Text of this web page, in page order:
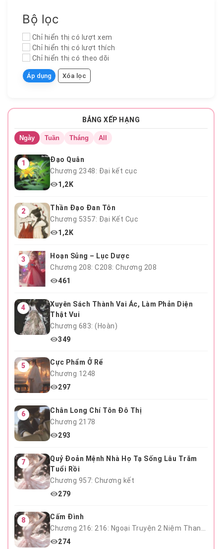
Bộ lọc
Chỉ hiển thị có lượt xem
Chỉ hiển thị có lượt thích
Chỉ hiển thị có theo dõi
Áp dụng Xóa lọc
BẢNG XẾP HẠNG
Ngày Tuần Tháng All
1
Đạo Quân
Chương 2348: Đại kết cục
1,2K
2
Thần Đạo Đan Tôn
Chương 5357: Đại Kết Cục
1,2K
3
Hoạn Sủng – Lục Dược
Chương 208: C208: Chương 208
461
4
Xuyên Sách Thành Vai Ác, Làm Phản Diện
Thật Vui
Chương 683: (Hoàn)
349
5
Cực Phẩm Ở Rể
Chương 1248
297
6
Chân Long Chí Tôn Đô Thị
Chương 2178
293
7
Quỷ Đoản Mệnh Nhà Họ Tạ Sống Lâu Trăm
Tuổi Rồi
Chương 957: Chương kết
279
8
Cấm Đình
274